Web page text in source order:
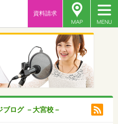
資料請求
ログ －大宮校－